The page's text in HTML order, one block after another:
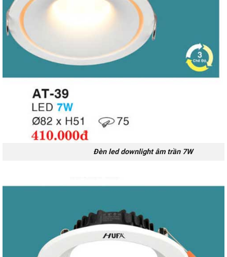
Đèn led downlight âm trần 7W